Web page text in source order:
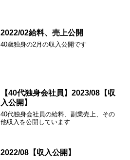
2022/02給料、売上公開
40歳独身の2月の収入公開です
【40代独身会社員】2023/08【収
入公開】
40代独身会社員の給料、副業売上、その
他収入を公開しています
2022/08【収入公開】